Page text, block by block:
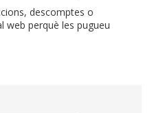
descomptes o
web perquè les pugueu